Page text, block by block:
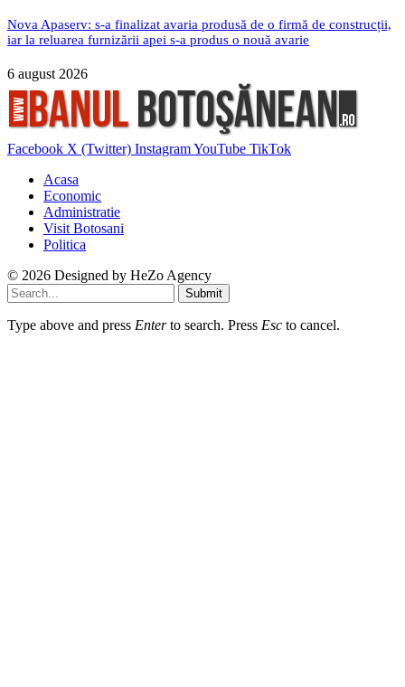
Nova Apaserv: s-a finalizat avaria produsă de o firmă de construcții,
iar la reluarea furnizării apei s-a produs o nouă avarie
6 august 2026
Facebook X (Twitter) InstagramYouTube TikTok
Acasa
Economic
Administratie
Visit Botosani
Politica
© 2026 Designed by HeZo Agency
Submit
Type above and press Enterto search. Press Esc to cancel.